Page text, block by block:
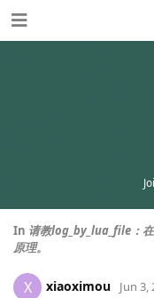
In 请教log_by_lua_file：
原理。
X xiaoximou Jun 3,